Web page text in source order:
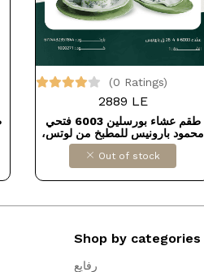
(0 Ratings)
2889 LE
طقم عشاء بورسلين 6003 فتحي
محمود بارونيس للمطبخ من لوتس،
26 قطعة، رقم زيتي
Out of stock
Shop by categories
رفايع